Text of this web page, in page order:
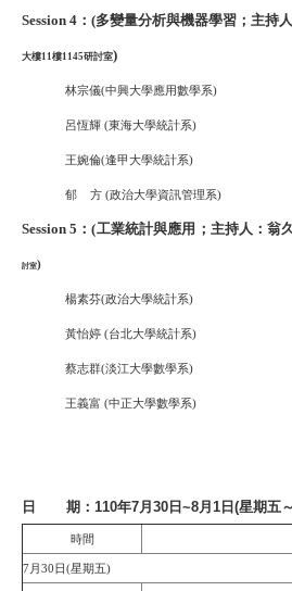
Session 4：(多變量分析與機器學習；主持
大樓11樓1145研討室)
林宗儀(中興大學應用數學系)
呂恆輝 (東海大學統計系)
王婉倫(逢甲大學統計系)
郁 方 (政治大學資訊管理系)
Session 5：(工業統計與應用；主持人：翁
討室)
楊素芬(政治大學統計系)
黃怡婷 (台北大學統計系)
蔡志群(淡江大學數學系)
王義富 (中正大學數學系)
日 期：110年7月30日~8月1日(星期五
時間
7月30日(星期五)